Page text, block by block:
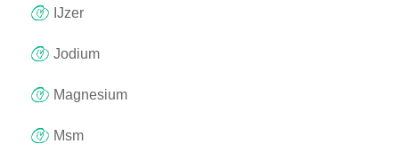
IJzer
Jodium
Magnesium
Msm